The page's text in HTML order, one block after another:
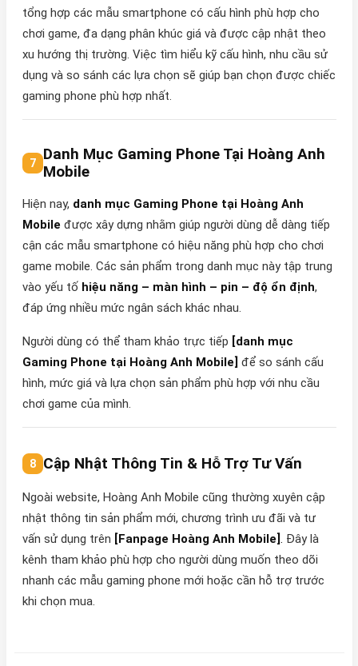
tổng hợp các mẫu smartphone có cấu hình phù hợp cho
chơi game, đa dạng phân khúc giá và được cập nhật theo
xu hướng thị trường. Việc tìm hiểu kỹ cấu hình, nhu cầu sử
dụng và so sánh các lựa chọn sẽ giúp bạn chọn được chiếc
gaming phone phù hợp nhất.
Danh Mục Gaming Phone Tại Hoàng Anh
Mobile
Hiện nay, danh mục Gaming Phone tại Hoàng Anh
Mobile được xây dựng nhằm giúp người dùng dễ dàng tiếp
cận các mẫu smartphone có hiệu năng phù hợp cho chơi
game mobile. Các sản phẩm trong danh mục này tập trung
vào yếu tố hiệu năng – màn hình – pin – độ ổn định,
đáp ứng nhiều mức ngân sách khác nhau.
Người dùng có thể tham khảo trực tiếp [danh mục
Gaming Phone tại Hoàng Anh Mobile] để so sánh cấu
hình, mức giá và lựa chọn sản phẩm phù hợp với nhu cầu
chơi game của mình.
Cập Nhật Thông Tin & Hỗ Trợ Tư Vấn
Ngoài website, Hoàng Anh Mobile cũng thường xuyên cập
nhật thông tin sản phẩm mới, chương trình ưu đãi và tư
vấn sử dụng trên [Fanpage Hoàng Anh Mobile]. Đây là
kênh tham khảo phù hợp cho người dùng muốn theo dõi
nhanh các mẫu gaming phone mới hoặc cần hỗ trợ trước
khi chọn mua.